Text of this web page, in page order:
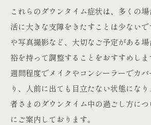
これらのダウンタイム症状は、多くの
活に大きな支障をきたすことは少ない
や写真撮影など、大切なご予定がある
裕を持って調整することをおすすめしま
週間程度でメイクやコンシーラーでカ
り、人前に出ても目立たない状態にな
者さまのダウンタイム中の過ごし方に
にご案内しております。